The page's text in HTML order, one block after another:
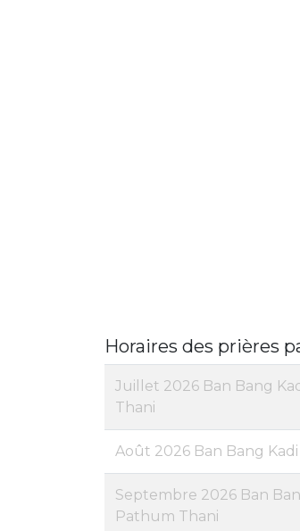
Horaires des prières
Juillet 2026 Ban Bang
Thani
Août 2026 Ban Bang
Septembre 2026 Ban
Pathum Thani